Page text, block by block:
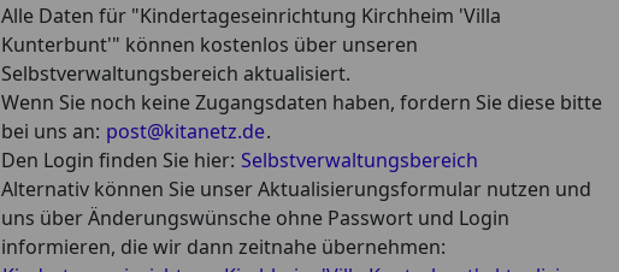
Alle Daten für "Kindertageseinrichtung Kirchheim 'Villa
Kunterbunt'" können kostenlos über unseren
Selbstverwaltungsbereich aktualisiert.
Wenn Sie noch keine Zugangsdaten haben, fordern Sie diese bitte
bei uns an: post@kitanetz.de.
Den Login finden Sie hier: Selbstverwaltungsbereich
Alternativ können Sie unser Aktualisierungsformular nutzen und
uns über Änderungswünsche ohne Passwort und Login
informieren, die wir dann zeitnahe übernehmen: